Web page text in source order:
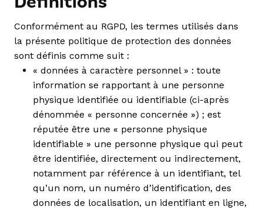
Conformément au RGPD, les termes utilisés dans
la présente politique de protection des données
sont définis comme suit :
« données à caractère personnel » : toute
information se rapportant à une personne
physique identifiée ou identifiable (ci-après
dénommée « personne concernée ») ; est
réputée être une « personne physique
identifiable » une personne physique qui peut
être identifiée, directement ou indirectement,
notamment par référence à un identifiant, tel
qu’un nom, un numéro d’identification, des
données de localisation, un identifiant en ligne,